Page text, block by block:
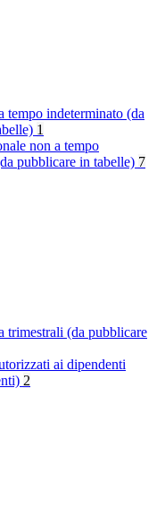
tempo indeterminato (da
1
non a tempo
pubblicare in tabelle) 7
trimestrali (da pubblicare
ai dipendenti
2